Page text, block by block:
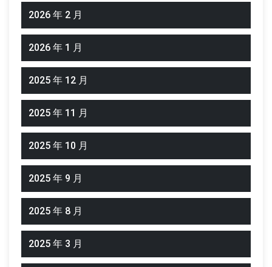
2026 年 2 月
2026 年 1 月
2025 年 12 月
2025 年 11 月
2025 年 10 月
2025 年 9 月
2025 年 8 月
2025 年 3 月